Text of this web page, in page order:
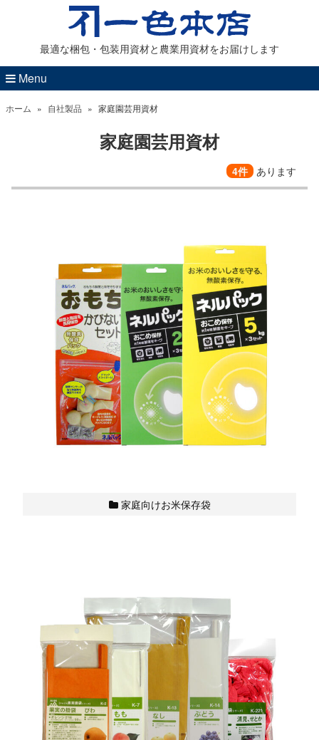
最適な梱包・包装用資材と農業用資材をお届けします
Menu
ホーム » 自社製品 » 家庭園芸用資材
家庭園芸用資材
4件 あります
家庭向けお米保存袋